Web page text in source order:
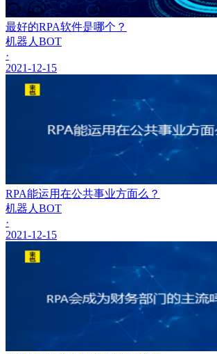
最好的RPA软件是哪个？
机器人BOT
·
2021-12-15
RPA能运用在公共事业方面么？
机器人BOT
·
2021-12-15